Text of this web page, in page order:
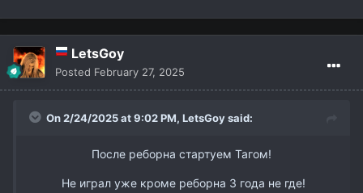
LetsGoy
Posted February 27, 2025
On 2/24/2025 at 9:02 PM, LetsGoysaid:
После реборна стартуем Тагом!
Не играл уже кроме реборна 3 года не где!